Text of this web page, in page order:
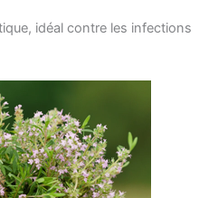
idéal contre les infections